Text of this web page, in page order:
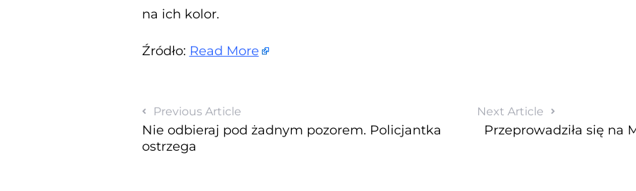
na ich kolor.
Źródło: Read More
Previous Article
Nie odbieraj pod żadnym pozorem. Policjantka
ostrzega
Next Article
Przeprowadziła się na